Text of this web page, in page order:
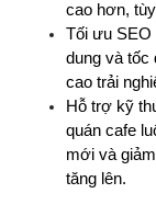
cao hơn,
Tối ưu SEO
dung và tốc
cao trải
Hỗ trợ kỹ
quán cafe
mới và
tăng lên.